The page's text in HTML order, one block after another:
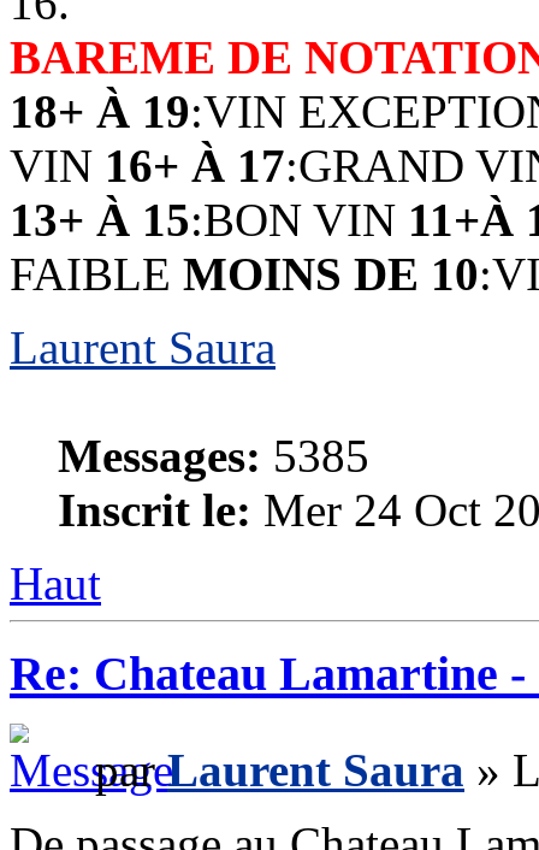
BAREME DE
18+ À 19:VIN
VIN 16+ À 17:GRAND
13+ À 15:BON VIN 11+À
FAIBLE MOINS DE 10
Laurent Saura
Messages: 5385
Inscrit le: Mer 24 Oct
Haut
Re: Chateau Lamartine -
parLaurent Saura »